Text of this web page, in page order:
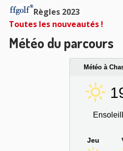
Règles 2023
Toutes les nouveautés !
Météo du parcours
Météo à
Jeu